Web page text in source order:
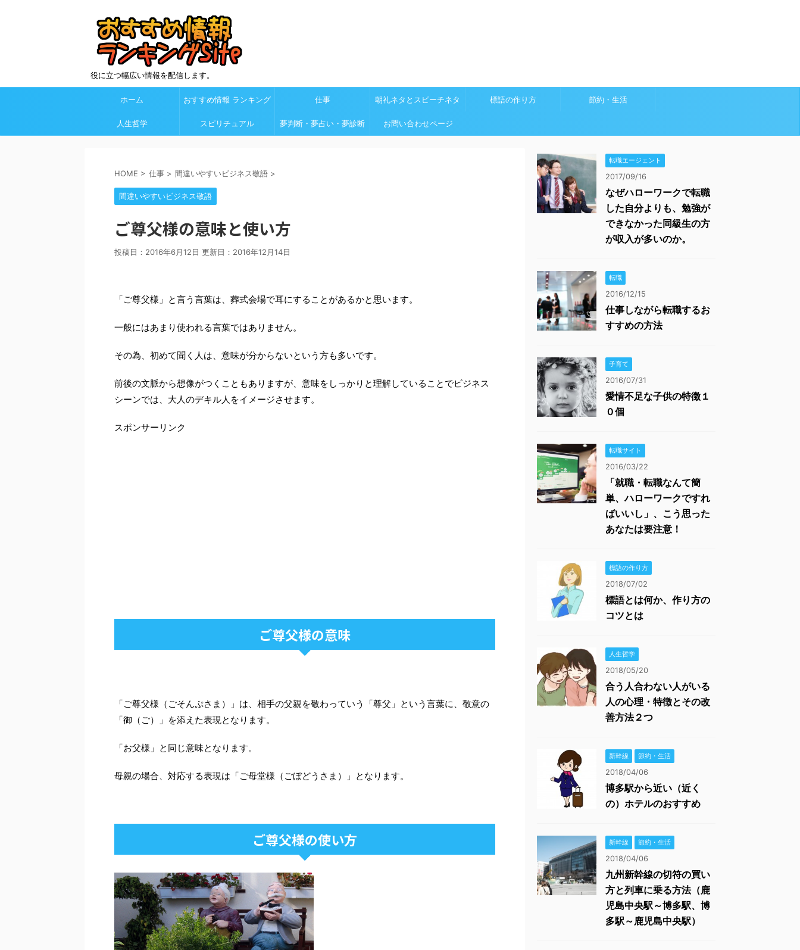
役に立つ幅広い情報を配信します。
ホーム おすすめ情報 ランキング
Site カテゴリ欄
仕事 朝礼ネタとスピーチネタ 標語の作り方 節約・生活
人生哲学 スピリチュアル 夢判断・夢占い・夢診断 お問い合わせページ
HOME > 仕事 > 間違いやすいビジネス敬語 >
間違いやすいビジネス敬語
ご尊父様の意味と使い方
投稿日：2016年6月12日 更新日： 2016年12月14日
「ご尊父様」と言う言葉は、葬式会場で耳にすることがあるかと思います。
一般にはあまり使われる言葉ではありません。
その為、初めて聞く人は、意味が分からないという方も多いです。
前後の文脈から想像がつくこともありますが、意味をしっかりと理解していることでビジネス
シーンでは、大人のデキル人をイメージさせます。
スポンサーリンク
ご尊父様の意味
「ご尊父様（ごそんぷさま）」は、相手の父親を敬わっていう「尊父」という言葉に、敬意の
「御（ご）」を添えた表現となります。
「お父様」と同じ意味となります。
母親の場合、対応する表現は「ご母堂様（ごぼどうさま）」となります。
ご尊父様の使い方
転職エージェント
2017/09/16
なぜハローワークで転職
した自分よりも、勉強が
できなかった同級生の方
が収入が多いのか。
転職
2016/12/15
仕事しながら転職するお
すすめの方法
子育て
2016/07/31
愛情不足な子供の特徴１
０個
転職サイト
2016/03/22
「就職・転職なんて簡
単、ハローワークですれ
ばいいし」、こう思った
あなたは要注意！
標語の作り方
2018/07/02
標語とは何か、作り方の
コツとは
人生哲学
2018/05/20
合う人合わない人がいる
人の心理・特徴とその改
善方法２つ
新幹線 節約・生活
2018/04/06
博多駅から近い（近く
の）ホテルのおすすめ
新幹線 節約・生活
2018/04/06
九州新幹線の切符の買い
方と列車に乗る方法（鹿
児島中央駅～博多駅、博
多駅～鹿児島中央駅）